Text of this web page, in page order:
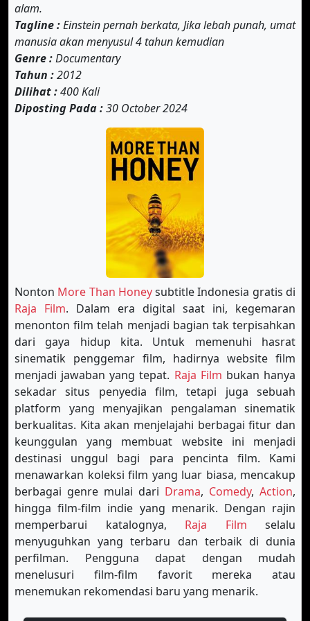
alam.
Tagline :Einstein pernah berkata, Jika lebah punah, umat
manusia akan menyusul 4 tahun kemudian
Genre :Documentary
Tahun :2012
Dilihat :400 Kali
Diposting Pada :30 October 2024
Nonton More Than Honeysubtitle Indonesia gratis di
Raja Film. Dalam era digital saat ini, kegemaran
menonton film telah menjadi bagian tak terpisahkan
dari gaya hidup kita. Untuk memenuhi hasrat
sinematik penggemar film, hadirnya website film
menjadi jawaban yang tepat. Raja Film bukan hanya
sekadar situs penyedia film, tetapi juga sebuah
platform yang menyajikan pengalaman sinematik
berkualitas. Kita akan menjelajahi berbagai fitur dan
keunggulan yang membuat website ini menjadi
destinasi unggul bagi para pencinta film. Kami
menawarkan koleksi film yang luar biasa, mencakup
berbagai genre mulai dari Drama, Comedy, Action,
hingga film-film indie yang menarik. Dengan rajin
memperbarui katalognya, Raja Film selalu
menyuguhkan yang terbaru dan terbaik di dunia
perfilman. Pengguna dapat dengan mudah
menelusuri film-film favorit mereka atau
menemukan rekomendasi baru yang menarik.